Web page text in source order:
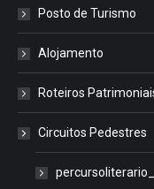
Posto de Turismo
Alojamento
Roteiros
Circuitos Pedestres